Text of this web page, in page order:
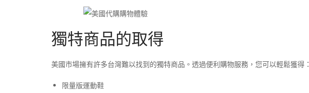
獨特商品的取得
美國市場擁有許多台灣難以找到的獨特商品。透過便利購物服務，您可以輕鬆獲得：
限量版運動鞋